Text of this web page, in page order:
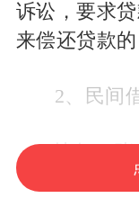
诉讼，要求
来偿还贷款的
2、民间
比如：
房产
抵押给